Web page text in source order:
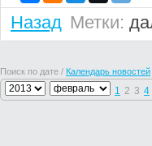
Назад Метки:
Поиск по дате / Календарь новостей
1 2 3 4